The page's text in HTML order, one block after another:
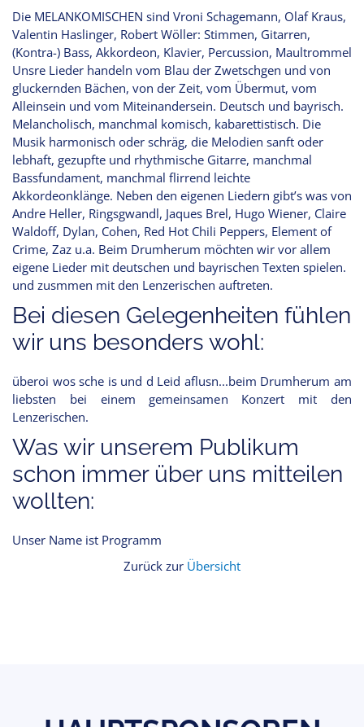
Die MELANKOMISCHEN sind Vroni Schagemann, Olaf Kraus,
Valentin Haslinger, Robert Wöller: Stimmen, Gitarren,
(Kontra-) Bass, Akkordeon, Klavier, Percussion, Maultrommel
Unsre Lieder handeln vom Blau der Zwetschgen und von
gluckernden Bächen, von der Zeit, vom Übermut, vom
Alleinsein und vom Miteinandersein. Deutsch und bayrisch.
Melancholisch, manchmal komisch, kabarettistisch. Die
Musik harmonisch oder schräg, die Melodien sanft oder
lebhaft, gezupfte und rhythmische Gitarre, manchmal
Bassfundament, manchmal flirrend leichte
Akkordeonklänge. Neben den eigenen Liedern gibt’s was von
Andre Heller, Ringsgwandl, Jaques Brel, Hugo Wiener, Claire
Waldoff, Dylan, Cohen, Red Hot Chili Peppers, Element of
Crime, Zaz u.a. Beim Drumherum möchten wir vor allem
eigene Lieder mit deutschen und bayrischen Texten spielen.
und zusmmen mit den Lenzerischen auftreten.
Bei diesen Gelegenheiten fühlen
wir uns besonders wohl:
überoi wos sche is und d Leid aflusn...beim Drumherum am
liebsten bei einem gemeinsamen Konzert mit den
Lenzerischen.
Was wir unserem Publikum
schon immer über uns mitteilen
wollten:
Unser Name ist Programm
Zurück zur Übersicht